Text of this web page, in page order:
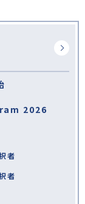
2026
者
者